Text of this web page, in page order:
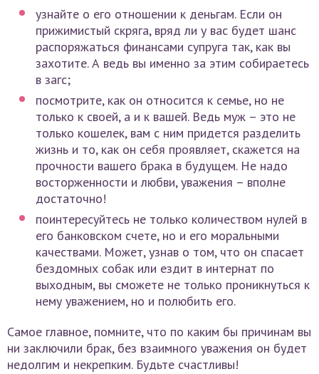
узнайте о его отношении к деньгам. Если он
прижимистый скряга, вряд ли у вас будет шанс
распоряжаться финансами супруга так, как вы
захотите. А ведь вы именно за этим собираетесь
в загс;
посмотрите, как он относится к семье, но не
только к своей, а и к вашей. Ведь муж – это не
только кошелек, вам с ним придется разделить
жизнь и то, как он себя проявляет, скажется на
прочности вашего брака в будущем. Не надо
восторженности и любви, уважения – вполне
достаточно!
поинтересуйтесь не только количеством нулей в
его банковском счете, но и его моральными
качествами. Может, узнав о том, что он спасает
бездомных собак или ездит в интернат по
выходным, вы сможете не только проникнуться к
нему уважением, но и полюбить его.
Самое главное, помните, что по каким бы причинам вы
ни заключили брак, без взаимного уважения он будет
недолгим и некрепким. Будьте счастливы!